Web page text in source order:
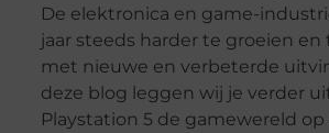
De elektronica en game-
jaar steeds harder te groeien en
met nieuwe en verbeterde
deze blog leggen wij je verder
Playstation 5 de gamewereld